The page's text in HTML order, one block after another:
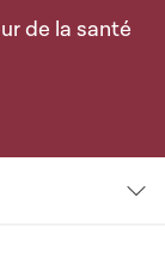
de la santé